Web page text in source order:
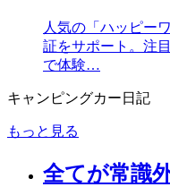
人気の「ハッピー
証をサポート。注
で体験…
キャンピングカー日記
もっと見る
全てが常識